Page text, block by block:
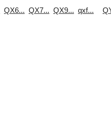
QX6... QX7... QX9... qxf...